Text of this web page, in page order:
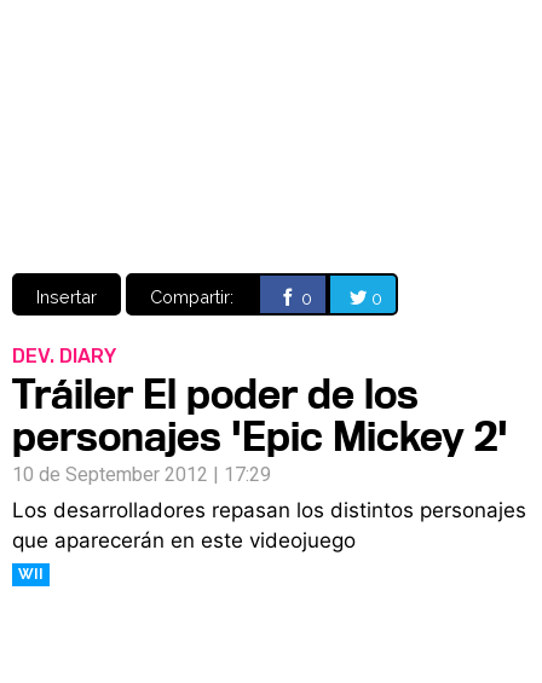
Insertar Compartir: 0 0
DEV. DIARY
Tráiler El poder de los
personajes 'Epic Mickey 2'
10 de September 2012 | 17:29
Los desarrolladores repasan los distintos personajes
que aparecerán en este videojuego
WII